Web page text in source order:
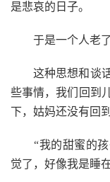
是悲哀的日子。
于是一个人老了
这种思想和谈话
些事情，我们回到
下，姑妈还没有回
“我的甜蜜的孩
觉了，好像我是睡